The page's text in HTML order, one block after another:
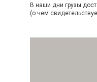
В наши дни грузы
(о чем